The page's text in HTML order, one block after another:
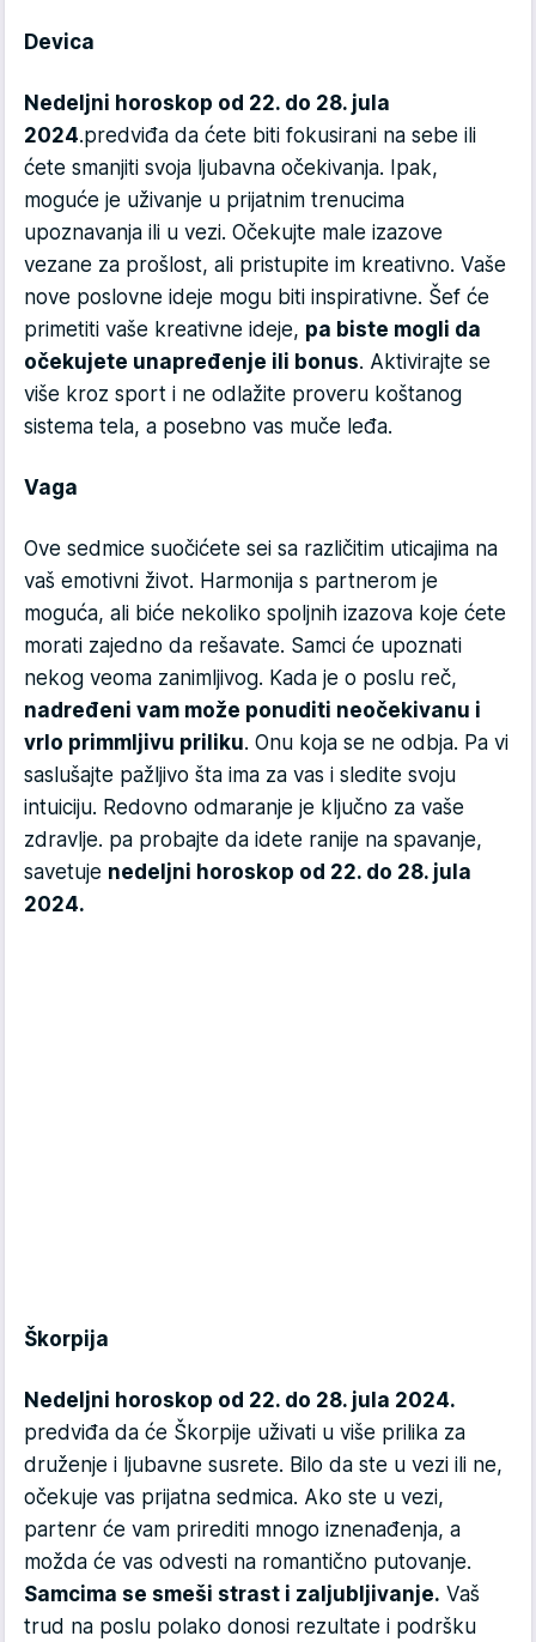
Devica
Nedeljni horoskop od 22. do 28. jula
2024.predviđa da ćete biti fokusirani na sebe ili
ćete smanjiti svoja ljubavna očekivanja. Ipak,
moguće je uživanje u prijatnim trenucima
upoznavanja ili u vezi. Očekujte male izazove
vezane za prošlost, ali pristupite im kreativno. Vaše
nove poslovne ideje mogu biti inspirativne. Šef će
primetiti vaše kreativne ideje, pa biste mogli da
očekujete unapređenje ili bonus. Aktivirajte se
više kroz sport i ne odlažite proveru koštanog
sistema tela, a posebno vas muče leđa.
Vaga
Ove sedmice suočićete sei sa različitim uticajima na
vaš emotivni život. Harmonija s partnerom je
moguća, ali biće nekoliko spoljnih izazova koje ćete
morati zajedno da rešavate. Samci će upoznati
nekog veoma zanimljivog. Kada je o poslu reč,
nadređeni vam može ponuditi neočekivanu i
vrlo primmljivu priliku. Onu koja se ne odbja. Pa vi
saslušajte pažljivo šta ima za vas i sledite svoju
intuiciju. Redovno odmaranje je ključno za vaše
zdravlje. pa probajte da idete ranije na spavanje,
savetuje nedeljni horoskop od 22. do 28. jula
2024.
Škorpija
Nedeljni horoskop od 22. do 28. jula 2024.
predviđa da će Škorpije uživati u više prilika za
druženje i ljubavne susrete. Bilo da ste u vezi ili ne,
očekuje vas prijatna sedmica. Ako ste u vezi,
partenr će vam prirediti mnogo iznenađenja, a
možda će vas odvesti na romantično putovanje.
Samcima se smeši strast i zaljubljivanje. Vaš
trud na poslu polako donosi rezultate i podršku